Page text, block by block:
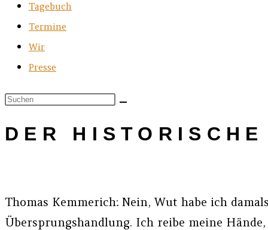
Tagebuch
Termine
Wir
Presse
DER
Thomas Kemmerich: Nein, Wut habe ich
Übersprungshandlung. Ich reibe meine